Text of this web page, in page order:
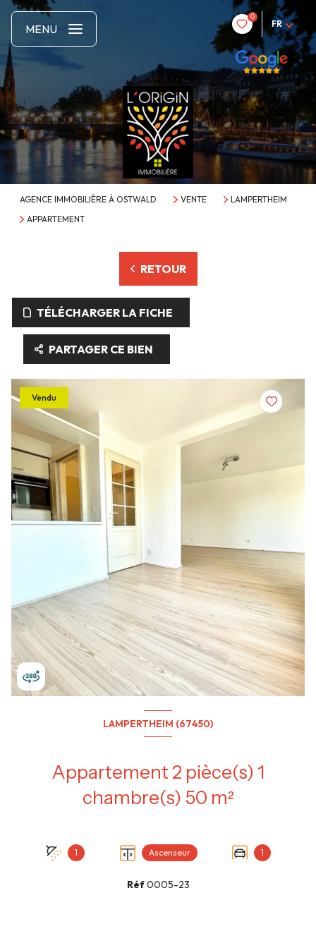
0
FR
MENU
AGENCE IMMOBILIÈRE À OSTWALD VENTE
LAMPERTHEIM
APPARTEMENT
RETOUR
TÉLÉCHARGER LA FICHE
PARTAGER CE BIEN
Vendu
LAMPERTHEIM (67450)
Appartement 2 pièce(s) 1
chambre(s) 50 m²
1 Ascenseur 1
Réf0005-23